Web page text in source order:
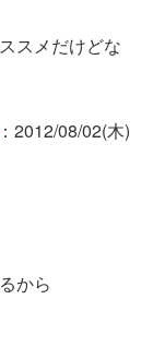
スメだけどな
：2012/08/02(木)
から